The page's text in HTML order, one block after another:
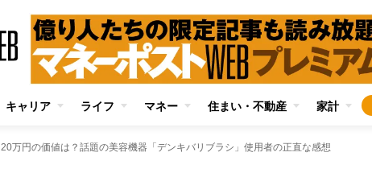
キャリア ライフ マネー 住まい・不動産 家計
20万円の価値は？話題の美容機器「デンキバリブラシ」使用者の正直な感想